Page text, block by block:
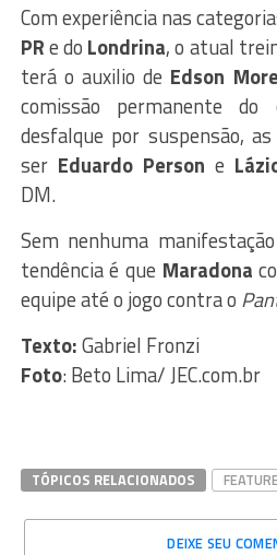
Com experiência nas
PRe do Londrina, o atual
terá o auxilio de Edson
comissão permanente do
desfalque por suspensão,
ser Eduardo Person e
DM.
Sem nenhuma
tendência é que Maradona
equipe até o jogo contra o
Texto:Gabriel Fronzi
Foto: Beto Lima/ JEC.com.br
TÓPICOS RELACIONADOS
DEIXE SEU